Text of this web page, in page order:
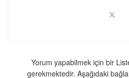
Yorum yapabilmek için bir
gerekmektedir. Aşağıdaki